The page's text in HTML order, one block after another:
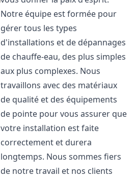
Notre équipe est formée pour
gérer tous les types
d'installations et de dépannages
de chauffe-eau, des plus simples
aux plus complexes. Nous
travaillons avec des matériaux
de qualité et des équipements
de pointe pour vous assurer que
votre installation est faite
correctement et durera
longtemps. Nous sommes fiers
de notre travail et nos clients